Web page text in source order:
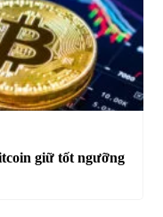
giữ tốt ngưỡng